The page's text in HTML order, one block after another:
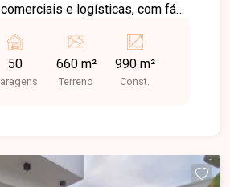
e logísticas, com fácil
empresas que necessitam
distribuição e
comercial em
lateral de 330m², ampla
pátio de manobras ou
50 660 m²
Terreno
990 m²
Const.